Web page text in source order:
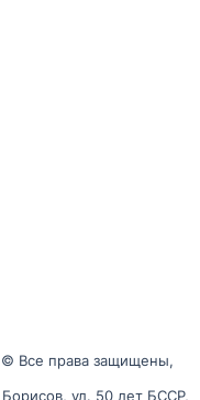
Все права защищены,
ул. 50 лет БССР,